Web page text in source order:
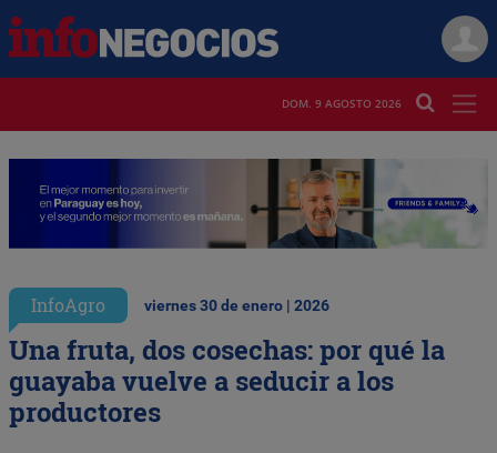
DOM. 9 AGOSTO 2026
InfoAgro viernes 30 de enero | 2026
Una fruta, dos cosechas: por qué la
guayaba vuelve a seducir a los
productores